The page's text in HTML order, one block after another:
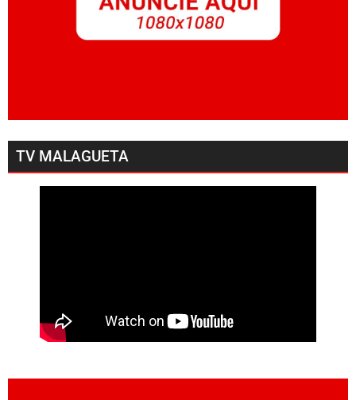
TV MALAGUETA